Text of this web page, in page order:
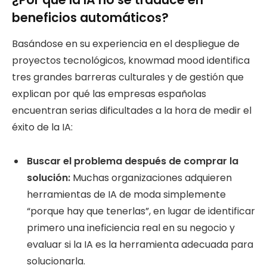
beneficios automáticos?
Basándose en su experiencia en el despliegue de
proyectos tecnológicos, knowmad mood identifica
tres grandes barreras culturales y de gestión que
explican por qué las empresas españolas
encuentran serias dificultades a la hora de medir el
éxito de la IA:
Buscar el problema después de comprar la
solución: Muchas organizaciones adquieren
herramientas de IA de moda simplemente
“porque hay que tenerlas”, en lugar de identificar
primero una ineficiencia real en su negocio y
evaluar si la IA es la herramienta adecuada para
solucionarla.